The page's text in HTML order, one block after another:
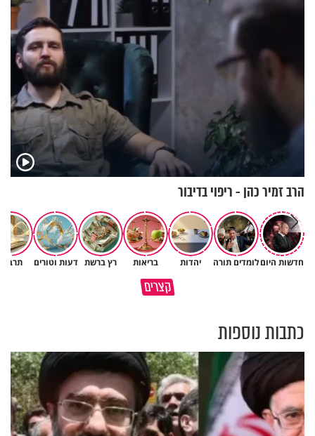
הרב זמיר כהן - ריפוי בדיבור
חדשות היוםלומדים תורה יהדות בריאות רץ ברשת דעות וטורים
קצריםמדוע האמונה נמשלה למלח?
גם ׳הרע׳ זה הרחמים של בורא
כתבות נוספות